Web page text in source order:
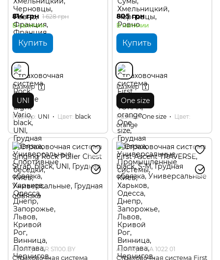
814 грн 1 628 грн
В наличии
Купить
Размер
UNI
Размер UNI Цвет black
805 грн
В наличии
Купить
Размер
One size
Размер One size
Цвет
orange
Артикул: SR S1100.BY
Страховочная система
Артикул: FA 1022 01
Страховочная система First